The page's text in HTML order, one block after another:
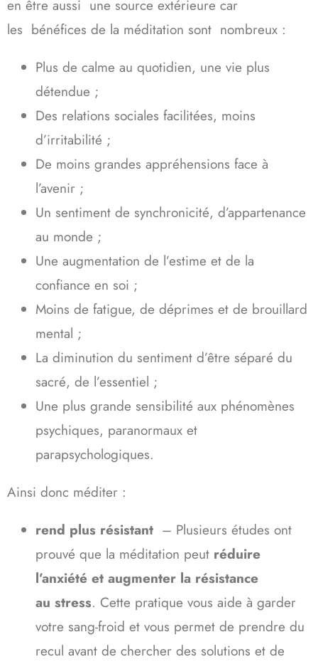
en être aussi une source extérieure car
les bénéfices de la méditation sont nombreux :
Plus de calme au quotidien, une vie plus
détendue ;
Des relations sociales facilitées, moins
d’irritabilité ;
De moins grandes appréhensions face à
l’avenir ;
Un sentiment de synchronicité, d’appartenance
au monde ;
Une augmentation de l’estime et de la
confiance en soi ;
Moins de fatigue, de déprimes et de brouillard
mental ;
La diminution du sentiment d’être séparé du
sacré, de l’essentiel ;
Une plus grande sensibilité aux phénomènes
psychiques, paranormaux et
parapsychologiques.
Ainsi donc méditer :
rend plus résistant – Plusieurs études ont
prouvé que la méditation peut réduire
l’anxiété et augmenter la résistance
au stress. Cette pratique vous aide à garder
votre sang-froid et vous permet de prendre du
recul avant de chercher des solutions et de